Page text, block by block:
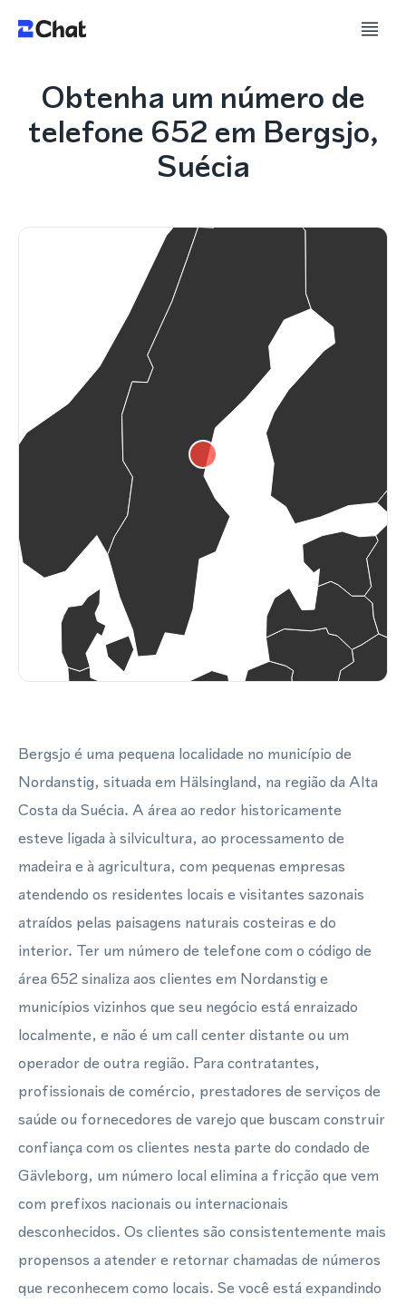
Obtenha um número de
telefone 652 em Bergsjo,
Suécia
Bergsjo é uma pequena localidade no município de
Nordanstig, situada em Hälsingland, na região da Alta
Costa da Suécia. A área ao redor historicamente
esteve ligada à silvicultura, ao processamento de
madeira e à agricultura, com pequenas empresas
atendendo os residentes locais e visitantes sazonais
atraídos pelas paisagens naturais costeiras e do
interior. Ter um número de telefone com o código de
área 652 sinaliza aos clientes em Nordanstig e
municípios vizinhos que seu negócio está enraizado
localmente, e não é um call center distante ou um
operador de outra região. Para contratantes,
profissionais de comércio, prestadores de serviços de
saúde ou fornecedores de varejo que buscam construir
confiança com os clientes nesta parte do condado de
Gävleborg, um número local elimina a fricção que vem
com prefixos nacionais ou internacionais
desconhecidos. Os clientes são consistentemente mais
propensos a atender e retornar chamadas de números
que reconhecem como locais. Se você está expandindo